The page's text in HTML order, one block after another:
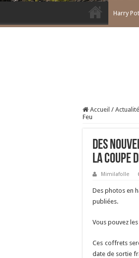
Harry
Accueil / Actualité
Feu
Des
la Coupe
Mimilafolle
Des photos en
publiées.
Vous pouvez
Ces coffrets
date de sortie